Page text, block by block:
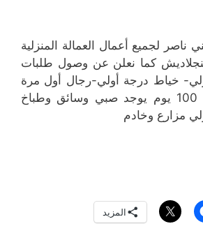
لجميع أعمال العمالة المنزلية
كما نعلن عن وصول طلبات
خياط درجة أولي-رجال أول مرة
بدون تذكرة كفالة 100 يوم يوجد صبي وسائق وطباخ
مزارع وخادم
المزيد